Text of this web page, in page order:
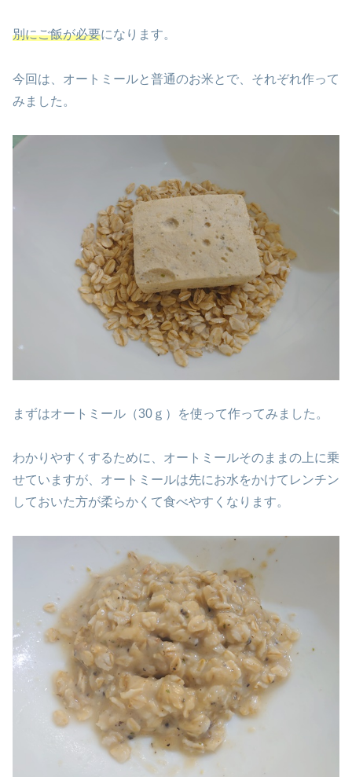
別にご飯が必要になります。
今回は、オートミールと普通のお米とで、それぞれ作って
みました。
まずはオートミール（30ｇ）を使って作ってみました。
わかりやすくするために、オートミールそのままの上に乗
せていますが、オートミールは先にお水をかけてレンチン
しておいた方が柔らかくて食べやすくなります。